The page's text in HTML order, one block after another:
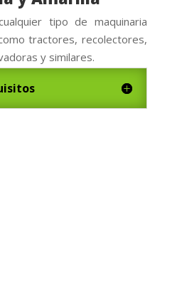
tipo de maquinaria
tractores, recolectores,
y similares.